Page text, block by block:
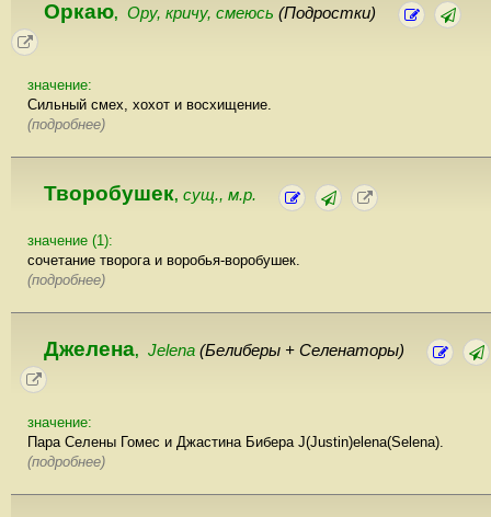
Оркаю, Ору, кричу, смеюсь (Подростки)
значение:
Сильный смех, хохот и восхищение.
(подробнее)
Творобушек, сущ., м.р.
значение (1):
сочетание творога и воробья-воробушек.
(подробнее)
Джелена, Jelena (Белиберы + Селенаторы)
значение:
Пара Селены Гомес и Джастина Бибера J(Justin)elena(Selena).
(подробнее)